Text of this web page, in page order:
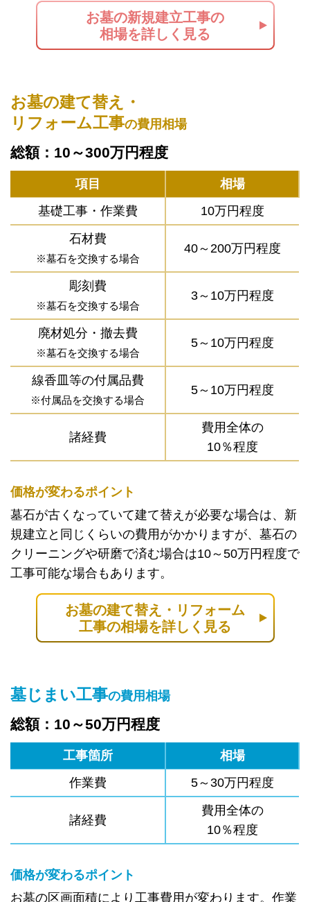
お墓の新規建立工事の
相場を詳しく見る
お墓の建て替え・
リフォーム工事の費用相場
総額：10～300万円程度
項目
相場
基礎工事・作業費
10万円程度
石材費
※墓石を交換する場合
40～200万円程度
彫刻費
※墓石を交換する場合
3～10万円程度
廃材処分・撤去費
※墓石を交換する場合
5～10万円程度
線香皿等の付属品費
※付属品を交換する場合
5～10万円程度
諸経費
費用全体の
10％程度
価格が変わるポイント
墓石が古くなっていて建て替えが必要な場合は、新
規建立と同じくらいの費用がかかりますが、墓石の
クリーニングや研磨で済む場合は10～50万円程度で
工事可能な場合もあります。
お墓の建て替え・リフォーム
工事の相場を詳しく見る
墓じまい工事の費用相場
総額：10～50万円程度
工事箇所
相場
作業費
5～30万円程度
諸経費
費用全体の
10％程度
価格が変わるポイント
お墓の区画面積により工事費用が変わります。作業